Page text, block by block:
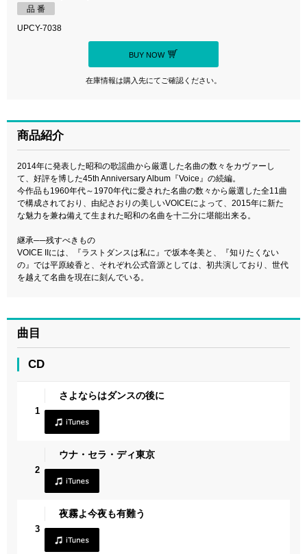
品 番
UPCY-7038
BUY NOW
在庫情報は購入先にてご確認ください。
商品紹介
2014年に発表した昭和の歌謡曲から厳選した名曲の数々をカヴァーし
て、好評を博した45th Anniversary Album『Voice』の続編。
今作品も1960年代～1970年代に愛された名曲の数々から厳選した全11曲
で構成されており、由紀さおりの美しいVOICEによって、2015年に新た
な魅力を兼ね備えて生まれた昭和の名曲を十二分に堪能出来る。
継承──残すべきもの
VOICE IIには、『ラストダンスは私に』で坂本冬美と、『知りたくない
の』では平原綾香と、それぞれ公式音源としては、初共演しており、世代
を越えて名曲を現在に刻んでいる。
曲目
CD
1
さよならはダンスの後に
2
ウナ・セラ・ディ東京
3
夜霧よ今夜も有難う